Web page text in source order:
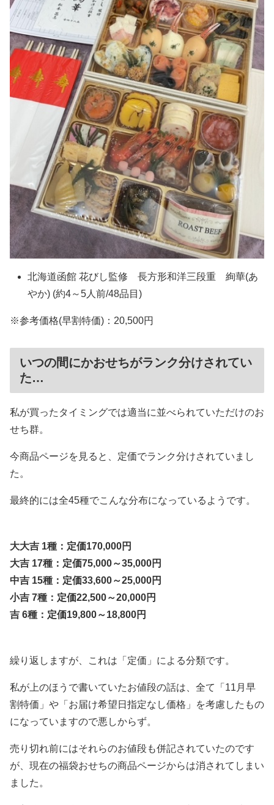
北海道函館 花びし監修 長方形和洋三段重 絢華(あ
やか) (約4～5人前/48品目)
※参考価格(早割特価)：20,500円
いつの間にかおせちがランク分けされてい
た…
私が買ったタイミングでは適当に並べられていただけのお
せち群。
今商品ページを見ると、定価でランク分けされていまし
た。
最終的には全45種でこんな分布になっているようです。
大大吉 1種：定価170,000円
大吉 17種：定価75,000～35,000円
中吉 15種：定価33,600～25,000円
小吉 7種：定価22,500～20,000円
吉 6種：定価19,800～18,800円
繰り返しますが、これは「定価」による分類です。
私が上のほうで書いていたお値段の話は、全て「11月早
割特価」や「お届け希望日指定なし価格」を考慮したもの
になっていますので悪しからず。
売り切れ前にはそれらのお値段も併記されていたのです
が、現在の福袋おせちの商品ページからは消されてしまい
ました。